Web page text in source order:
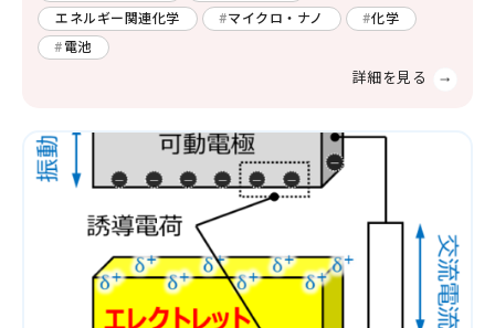
エネルギー関連化学
マイクロ・ナノ
化学
電池